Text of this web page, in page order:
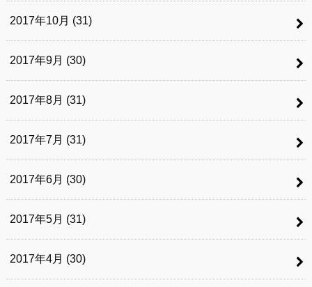
2017年10月 (31)
2017年9月 (30)
2017年8月 (31)
2017年7月 (31)
2017年6月 (30)
2017年5月 (31)
2017年4月 (30)